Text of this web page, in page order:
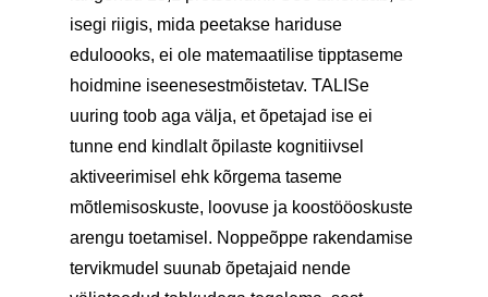
isegi riigis, mida peetakse hariduse
eduloooks, ei ole matemaatilise tipptaseme
hoidmine iseenesestmõistetav. TALISe
uuring toob aga välja, et õpetajad ise ei
tunne end kindlalt õpilaste kognitiivsel
aktiveerimisel ehk kõrgema taseme
mõtlemisoskuste, loovuse ja koostööoskuste
arengu toetamisel. Noppeõppe rakendamise
tervikmudel suunab õpetajaid nende